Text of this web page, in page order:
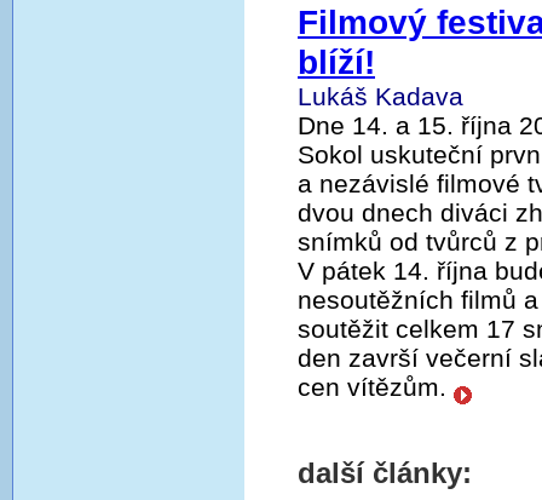
Filmový
blíží!
Lukáš Kadava
Dne 14. a 15. října
Sokol uskuteční
a nezávislé filmové
dvou dnech diváci
snímků od tvůrců z
V pátek 14. října
nesoutěžních filmů
soutěžit celkem 17
den završí večerní
cen vítězům.
další články: